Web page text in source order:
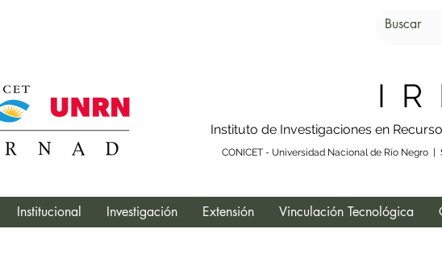
I R
Instituto de Investigaciones en
CONICET - Universidad Nacional de Río Negro
Institucional Investigación Extensión Vinculación Tecnológica